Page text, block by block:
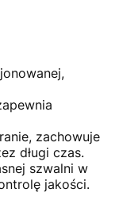
zachowuje
długi czas.
szwalni w
jakości.